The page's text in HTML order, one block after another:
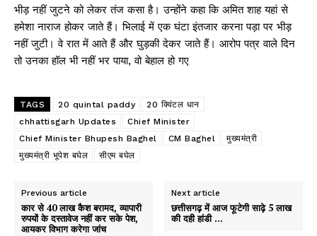
भीड़ नहीं जुटने को लेकर तंज कसा है। उन्होंने कहा कि अमित शाह यहां से
हमेशा नाराज होकर जाते हैं। भिलाई में एक घंटा इंतजार करना पड़ा पर भीड़
नहीं जुटी। वे रात में आते हैं और घुड़की देकर जाते हैं। आरोप पत्र वाले दिन
तो उनका हॉल भी नहीं भर पाया, वो बेहाल हो गए
TAGS 20 quintal paddy
20 क्विंटल धान
chhattisgarh Updates
Chief Minister
Chief Minister Bhupesh Baghel
CM Baghel
मुख्यमंत्री
मुख्यमंत्री भूपेश बघेल
सीएम बघेल
Previous article
कार से 40 लाख कैश बरामद, व्यापारी
रुपयों के दस्तावेज नहीं कर सके पेश,
आयकर विभाग करेगा जांच
Next article
छत्तीसगढ़ में आज फूटेगी साढ़े 5 लाख
की दही हांडी …